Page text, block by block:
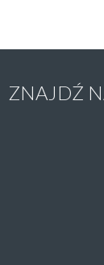
ZNAJDŹ